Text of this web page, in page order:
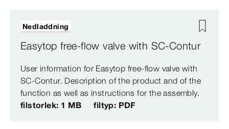
Easytop free-flow valve with SC-Contur
User information for Easytop free-flow valve with
SC-Contur. Description of the product and of the
function as well as instructions for the assembly.
filstorlek: 1 MB
filtyp: PDF
Nedladdning